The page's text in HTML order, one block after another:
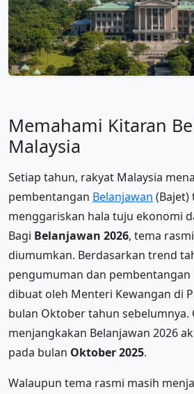
Memahami Kitaran
Malaysia
Setiap tahun, rakyat Malaysia
pembentangan Belanjawan (Bajet)
menggariskan hala tuju ekonomi
Bagi Belanjawan 2026, tema
diumumkan. Berdasarkan trend
pengumuman dan pembentangan
dibuat oleh Menteri Kewangan di
bulan Oktober tahun sebelumnya.
menjangkakan Belanjawan 2026
pada bulan Oktober 2025.
Walaupun tema rasmi masih